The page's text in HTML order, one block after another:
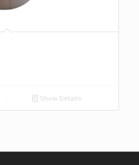
Show Details